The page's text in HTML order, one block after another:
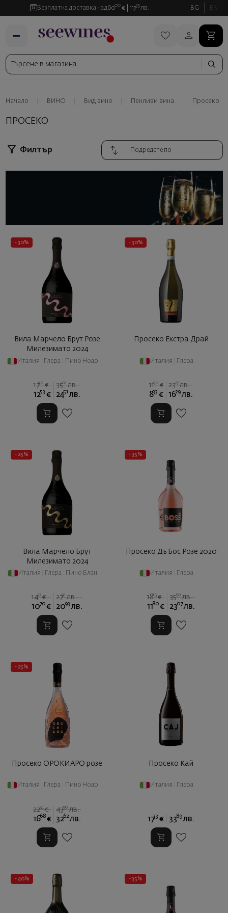
Безплатна доставка над6000 € 11735 лв. BG EN
Начало ВИНО Вид вино Пенливи вина Просеко
ПРОСЕКО
Филтър
- 30%
Вила Марчело Брут Розе
Милезимато 2024
Италия Глера Пино Ноар
1790 € 3501 лв.
1253 € 2451 лв.
- 30%
Просеко Екстра Драй
Италия Глера
1190 € 2327 лв.
833 € 1629 лв.
- 25%
Вила Марчело Брут
Милезимато 2024
Италия Глера Пино Блан
1427 € 2791 лв.
1070 € 2093 лв.
- 35%
Просеко Дъ Бос Розе 2020
Италия Глера
1815 € 3550 лв.
1180 € 2307 лв.
- 25%
Просеко ОРОКИАРО розе
Италия Глера Пино Ноар
2224 € 4350 лв.
1668 € 3262 лв.
Просеко Кай
Италия Глера
1733 € 3389 лв.
- 40% - 35%